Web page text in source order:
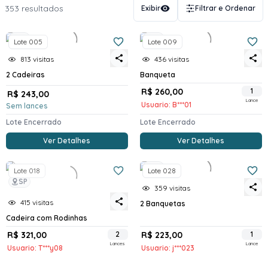
353 resultados Exibir Filtrar e Ordenar
SP
Lote 005
813 visitas
2 Cadeiras
R$ 243,00
Sem lances
Lote Encerrado
Ver Detalhes
SP
Lote 009
436 visitas
Banqueta
R$ 260,00
Usuario: B***01
1
Lance
Lote Encerrado
Ver Detalhes
SP
Lote 018
415 visitas
Cadeira com Rodinhas
R$ 321,00
Usuario: T***y08
2
Lances
SP
Lote 028
359 visitas
2 Banquetas
R$ 223,00
Usuario: j***023
1
Lance